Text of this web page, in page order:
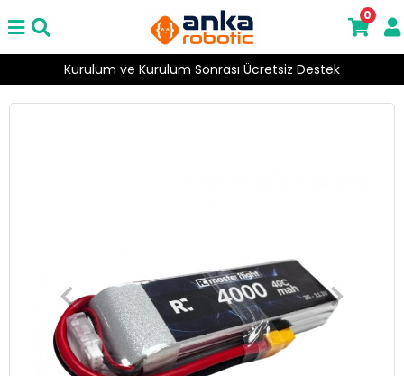
Kurulum ve Kurulum Sonrası Ücretsiz Destek
0